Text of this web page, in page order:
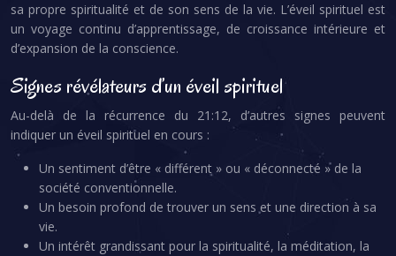
sa propre spiritualité et de son sens de la vie. L’éveil spirituel est
un voyage continu d’apprentissage, de croissance intérieure et
d’expansion de la conscience.
Signes révélateurs d’un éveil spirituel
Au-delà de la récurrence du 21:12, d’autres signes peuvent
indiquer un éveil spirituel en cours :
Un sentiment d’être « différent » ou « déconnecté » de la
société conventionnelle.
Un besoin profond de trouver un sens et une direction à sa
vie.
Un intérêt grandissant pour la spiritualité, la méditation, la